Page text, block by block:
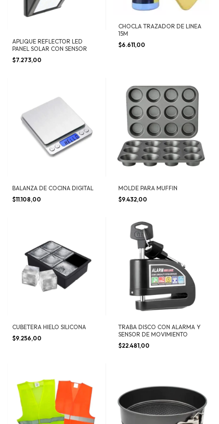
APLIQUE REFLECTOR LED
PANEL SOLAR CON SENSOR
$7.273,00
CHOCLA TRAZADOR DE LINEA
15M
$6.611,00
BALANZA DE COCINA DIGITAL
$11.108,00
MOLDE PARA MUFFIN
$9.432,00
CUBETERA HIELO SILICONA
$9.256,00
TRABA DISCO CON ALARMA Y
SENSOR DE MOVIMIENTO
$22.481,00